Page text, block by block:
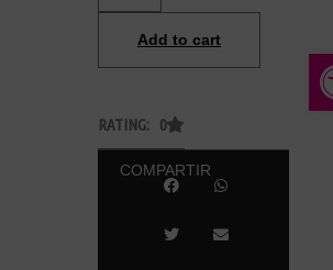
Add to cart
RATING: 0
COMPARTIR